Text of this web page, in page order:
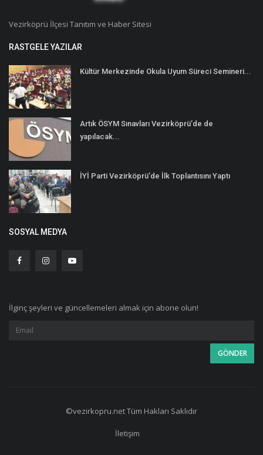
Vezirköprü İlçesi Tanıtım ve Haber Sitesi
RASTGELE YAZILAR
Kültür Merkezinde Okula Uyum Süreci Semineri...
Artık ÖSYM Sınavları Vezirköprü’de de
yapılacak...
İYİ Parti Vezirköprü’de İlk Toplantısını Yaptı
SOSYAL MEDYA
İlginç şeyleri ve güncellemeleri almak için abone olun!
©vezirkopru.net Tüm Hakları Saklıdır
İletişim